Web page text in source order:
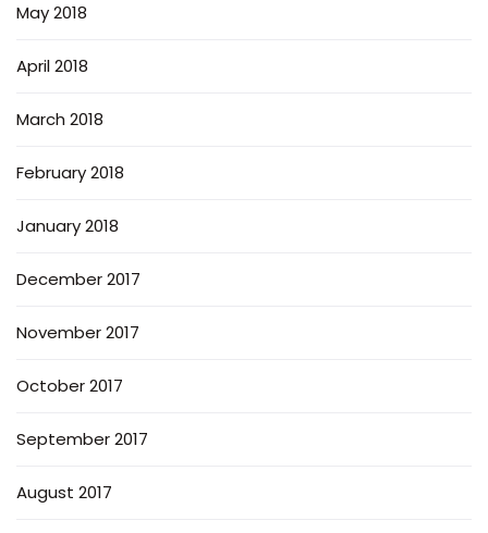
May 2018
April 2018
March 2018
February 2018
January 2018
December 2017
November 2017
October 2017
September 2017
August 2017